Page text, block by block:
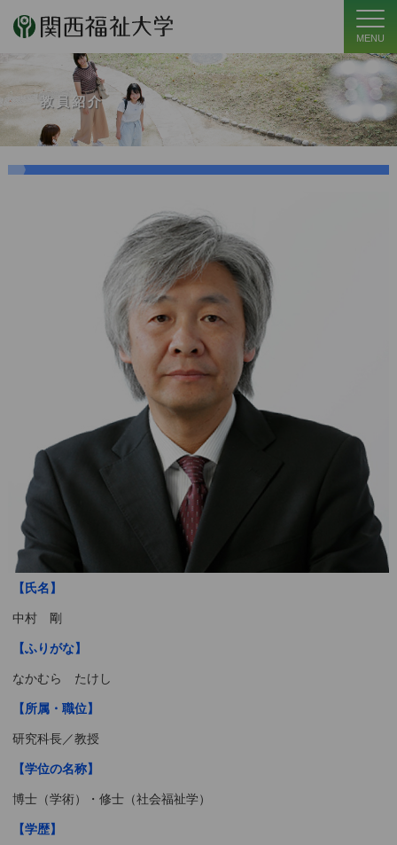
MENU
教員紹介
【氏名】
中村 剛
【ふりがな】
なかむら たけし
【所属・職位】
研究科長／教授
【学位の名称】
博士（学術）・修士（社会福祉学）
【学歴】